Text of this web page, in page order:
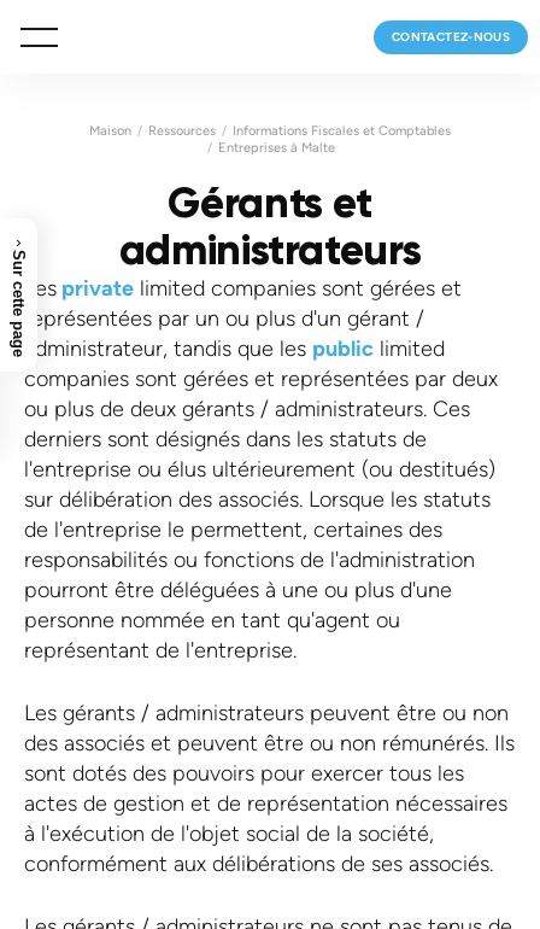
CONTACTEZ-NOUS
Maison Ressources
Informations Fiscales et Comptables
Entreprises à Malte
Gérants et
administrateurs
Les private limited companies sont gérées et
représentées par un ou plus d'un gérant /
administrateur, tandis que les public limited
companies sont gérées et représentées par deux
ou plus de deux gérants / administrateurs. Ces
derniers sont désignés dans les statuts de
l'entreprise ou élus ultérieurement (ou destitués)
sur délibération des associés. Lorsque les statuts
de l'entreprise le permettent, certaines des
responsabilités ou fonctions de l'administration
pourront être déléguées à une ou plus d'une
personne nommée en tant qu'agent ou
représentant de l'entreprise.
Les gérants / administrateurs peuvent être ou non
des associés et peuvent être ou non rémunérés. Ils
sont dotés des pouvoirs pour exercer tous les
actes de gestion et de représentation nécessaires
à l'exécution de l'objet social de la société,
conformément aux délibérations de ses associés.
›
Sur cette page